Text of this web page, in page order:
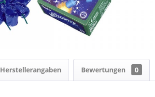
Herstellerangaben Bewertungen 0